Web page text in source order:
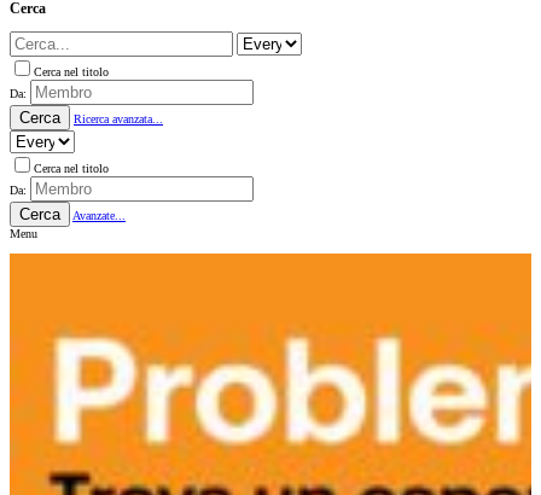
Cerca
Cerca nel titolo
Da:
Cerca Ricerca avanzata...
Cerca nel titolo
Da:
Cerca
Avanzate...
Menu